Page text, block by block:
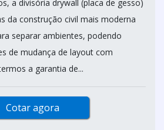
a divisória drywall (placa de gesso)
da construção civil mais moderna
separar ambientes, podendo
de mudança de layout com
a garantia de...
Cotar agora